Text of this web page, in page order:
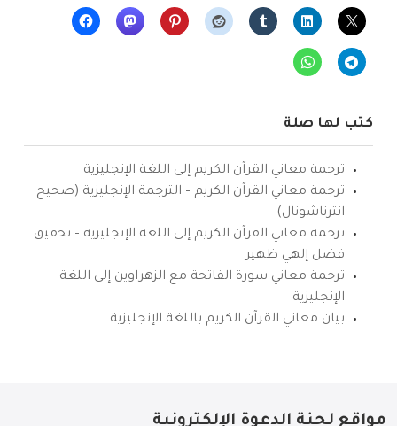
كتب لها صلة
ترجمة معاني القرآن الكريم إلى اللغة الإنجليزية
ترجمة معاني القرآن الكريم – الترجمة الإنجليزية (صحيح
انترناشونال)
ترجمة معاني القرآن الكريم إلى اللغة الإنجليزية – تحقيق
فضل إلهي ظهير
ترجمة معاني سورة الفاتحة مع الزهراوين إلى اللغة
الإنجليزية
بيان معاني القرآن الكريم باللغة الإنجليزية
مواقع لجنة الدعوة الإلكترونية